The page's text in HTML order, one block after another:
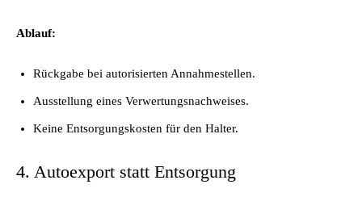
Ablauf:
Rückgabe bei autorisierten Annahmestellen.
Ausstellung eines Verwertungsnachweises.
Keine Entsorgungskosten für den Halter.
4. Autoexport statt Entsorgung